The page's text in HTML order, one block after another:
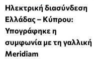
Ηλεκτρική διασύνδεση
Ελλάδας – Κύπρου:
Υπογράφηκε η
συμφωνία με τη γαλλική
Meridiam